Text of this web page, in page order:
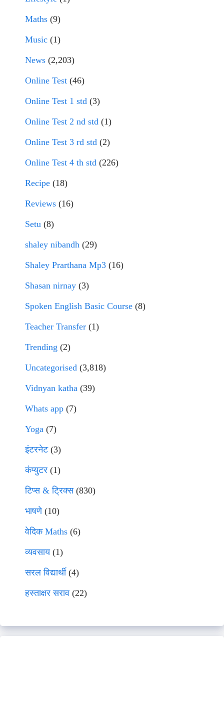
Maths (9)
Music (1)
News (2,203)
Online Test (46)
Online Test 1 std (3)
Online Test 2 nd std (1)
Online Test 3 rd std (2)
Online Test 4 th std (226)
Recipe (18)
Reviews (16)
Setu (8)
shaley nibandh (29)
Shaley Prarthana Mp3 (16)
Shasan nirnay (3)
Spoken English Basic Course (8)
Teacher Transfer (1)
Trending (2)
Uncategorised (3,818)
Vidnyan katha (39)
Whats app (7)
Yoga (7)
इंटरनेट(3)
कंप्युटर (1)
टिप्स & ट्रिक्स(830)
भाषणे(10)
वेदिक Maths (6)
व्यवसाय(1)
सरल विद्यार्थी(4)
हस्ताक्षर सराव (22)